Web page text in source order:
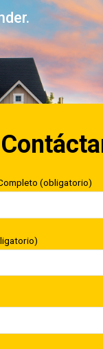
(obligatorio)